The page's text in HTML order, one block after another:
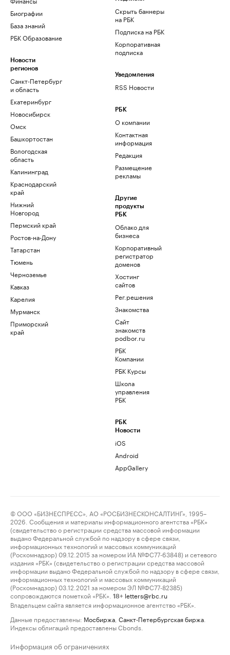
Биографии
База знаний
РБК Образование
Новости
регионов
Санкт-Петербург
и область
Екатеринбург
Новосибирск
Омск
Башкортостан
Вологодская
область
Калининград
Краснодарский
край
Нижний
Новгород
Пермский край
Ростов-на-Дону
Татарстан
Тюмень
Черноземье
Кавказ
Карелия
Мурманск
Приморский
край
Скрыть баннеры
на РБК
Подписка на РБК
Корпоративная
подписка
Уведомления
RSS Новости
РБК
О компании
Контактная
информация
Редакция
Размещение
рекламы
Другие
продукты
РБК
Облако для
бизнеса
Корпоративный
регистратор
доменов
Хостинг
сайтов
Рег.решения
Знакомства
Сайт
знакомств
podbor.ru
РБК
Компании
РБК Курсы
Школа
управления
РБК
РБК
Новости
iOS
Android
AppGallery
© ООО «БИЗНЕСПРЕСС», АО «РОСБИЗНЕСКОНСАЛТИНГ», 1995–
2026. Сообщения и материалы информационного агентства «РБК»
(свидетельство о регистрации средства массовой информации
выдано Федеральной службой по надзору в сфере связи,
информационных технологий и массовых коммуникаций
(Роскомнадзор) 09.12.2015 за номером ИА №ФС77-63848) и сетевого
издания «РБК» (свидетельство о регистрации средства массовой
информации выдано Федеральной службой по надзору в сфере связи,
информационных технологий и массовых коммуникаций
(Роскомнадзор) 03.12.2021 за номером ЭЛ №ФС77-82385)
сопровождаются пометкой «РБК».
18+ letters@rbc.ru
Владельцем сайта является информационное агентство «РБК».
Данные предоставлены: Мосбиржа Санкт-Петербургская биржа
Индексы облигаций предоставлены Cbonds.
Информация об ограничениях